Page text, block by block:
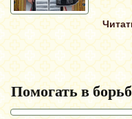
Помогать в